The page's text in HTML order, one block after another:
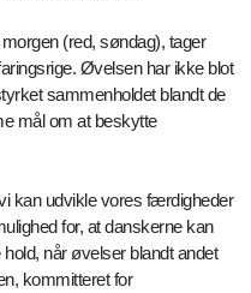
(red, søndag), tager
Øvelsen har ikke blot
sammenholdet blandt de
mål om at beskytte
kan udvikle vores færdigheder
for, at danskerne kan
når øvelser blandt andet
kommitteret for